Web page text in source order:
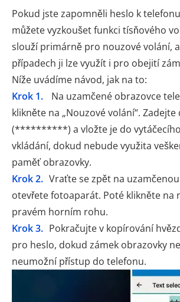
Pokud jste zapomněli heslo k
můžete vyzkoušet funkci tísňového
slouží primárně pro nouzové volání,
případech ji lze využít i pro obejití
Níže uvádíme návod, jak na to:
Krok 1.
Na uzamčené obrazovce
klikněte na „Nouzové volání“.
(**********) a vložte je do
vkládání, dokud nebude využita
paměť obrazovky.
Krok 2. Vraťte se zpět na
otevřete fotoaparát. Poté klikněte na
pravém horním rohu.
Krok 3. Pokračujte v kopírování
pro heslo, dokud zámek obrazovky
neumožní přístup do telefonu.